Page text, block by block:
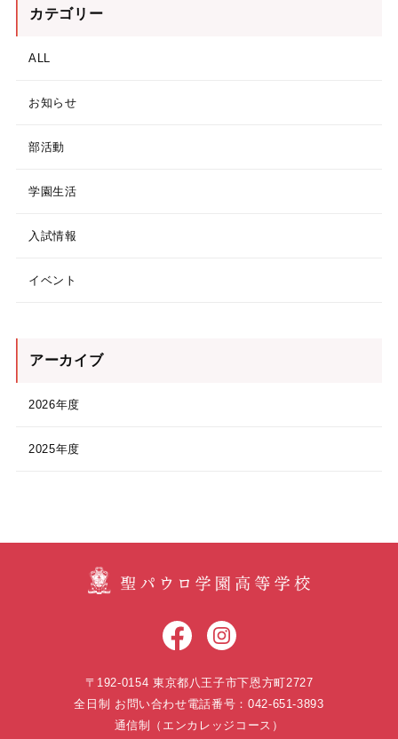
カテゴリー
ALL
お知らせ
部活動
学園生活
入試情報
イベント
アーカイブ
2026年度
2025年度
〒192-0154 東京都八王子市下恩方町2727
全日制 お問い合わせ電話番号：042-651-3893
通信制（エンカレッジコース）